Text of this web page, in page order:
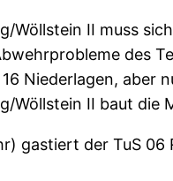
Wöllstein II muss
des
Niederlagen, aber
Wöllstein II baut die
gastiert der TuS 06